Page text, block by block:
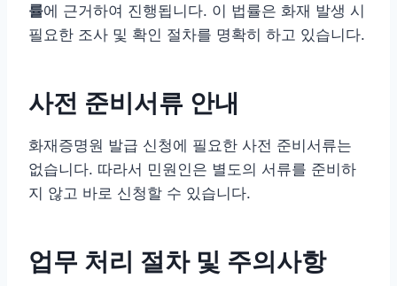
률에 근거하여 진행됩니다. 이 법률은 화재 발생 시
필요한 조사 및 확인 절차를 명확히 하고 있습니다.
사전 준비서류 안내
화재증명원 발급 신청에 필요한 사전 준비서류는
없습니다. 따라서 민원인은 별도의 서류를 준비하
지 않고 바로 신청할 수 있습니다.
업무 처리 절차 및 주의사항